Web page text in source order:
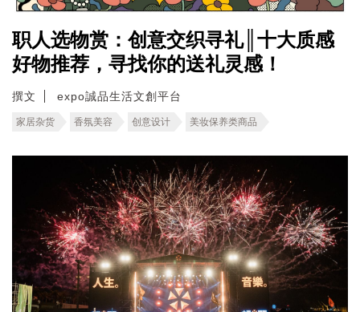
职人选物赏：创意交织寻礼║十大质感
好物推荐，寻找你的送礼灵感！
撰文 expo誠品生活文創平台
家居杂货 香氛美容 创意设计 美妆保养类商品